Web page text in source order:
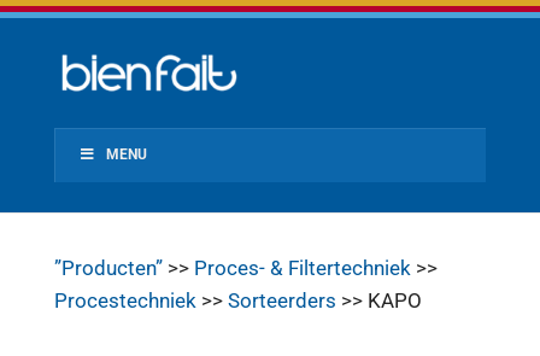
MENU
”Producten”>> Proces- & Filtertechniek>>
Procestechniek>> Sorteerders >> KAPO